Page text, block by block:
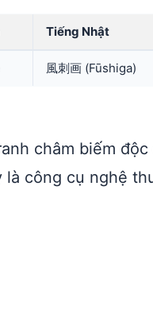
Tiếng Nhật
風刺画 (Fūshiga)
châm biếm
công cụ nghệ